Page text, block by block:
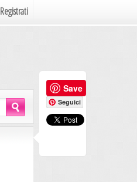
Save
Seguici
Registrati